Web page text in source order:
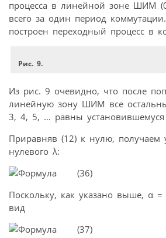
процесса в линейной зоне ШИМ
всего за один период
построен переходный процесс в
Рис. 9.
Из рис. 9 очевидно, что после
линейную зону ШИМ все
3, 4, 5, … равны
Приравняв (12) к нулю, получаем
нулевого λ:
(36)
Поскольку, как указано выше, α =
вид
(37)